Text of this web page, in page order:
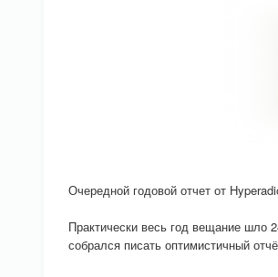
Очередной годовой отчет от
Практически весь год вещание шло
собрался писать оптимистичный